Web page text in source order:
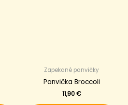
Zapekané panvičky
Panvička Broccoli
11,90€